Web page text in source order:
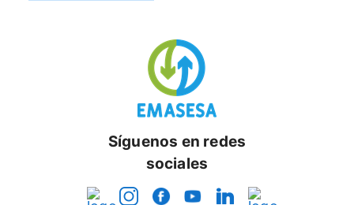
Síguenos en redes
sociales